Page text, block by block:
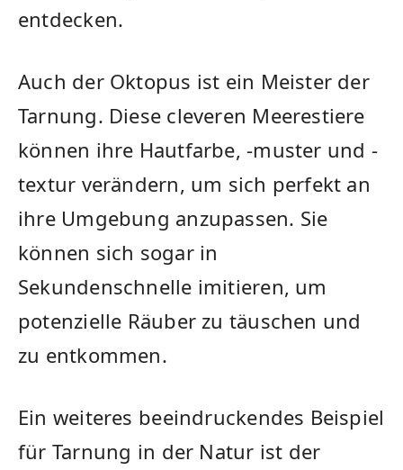
entdecken.
Auch der Oktopus​ ist ein‌ Meister der
Tarnung. Diese cleveren Meerestiere
können ihre Hautfarbe, -muster ⁤und -
textur verändern, um sich perfekt an
ihre Umgebung anzupassen.​ Sie⁤
können sich sogar in
Sekundenschnelle imitieren, um
potenzielle Räuber zu täuschen und
zu entkommen.
Ein weiteres ⁣beeindruckendes‍ Beispiel
für Tarnung in ⁣der Natur⁢ ist der